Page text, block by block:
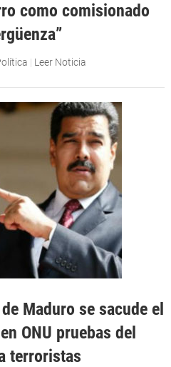
como comisionado
| Leer Noticia
de Maduro se sacude el
ONU pruebas del
terroristas